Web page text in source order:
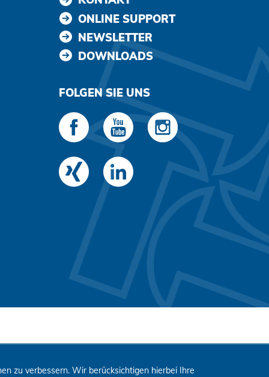
ONLINE SUPPORT
NEWSLETTER
DOWNLOADS
FOLGEN SIE UNS
zu verbessern. Wir berücksichtigen hierbei Ihre